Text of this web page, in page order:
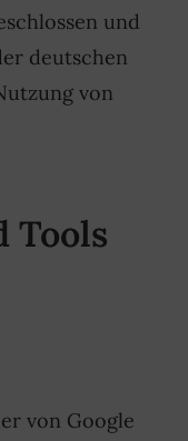
und
deutschen
von
Tools
von Google